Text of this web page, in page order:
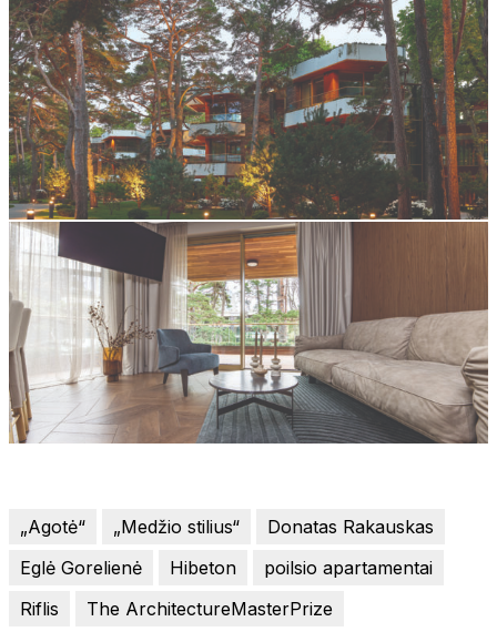
„Agotė“ „Medžio stilius“
Donatas Rakauskas
Eglė Gorelienė
Hibeton
poilsio apartamentai
Riflis
The ArchitectureMasterPrize